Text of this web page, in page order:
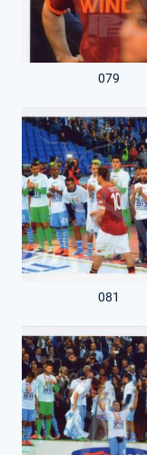
079
081